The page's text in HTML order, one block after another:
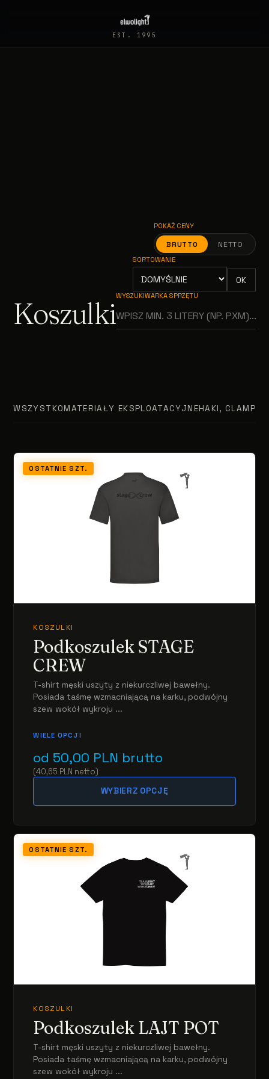
EST. 1995
Koszulki
POKAŻ CENY
BRUTTO NETTO
SORTOWANIE
OK
WYSZUKIWARKA SPRZĘTU
WSZYSTKOMATERIAŁY EKSPLOATACYJNEHAKI, CLAMPY,
OSTATNIE SZT.
KOSZULKI
Podkoszulek STAGE
CREW
T-shirt męski uszyty z niekurczliwej bawełny.
Posiada taśmę wzmacniającą na karku, podwójny
szew wokół wykroju ...
WIELE OPCJI
od 50,00 PLN brutto
(40,65 PLN netto)
WYBIERZ OPCJĘ
OSTATNIE SZT.
KOSZULKI
Podkoszulek LAJT POT
T-shirt męski uszyty z niekurczliwej bawełny.
Posiada taśmę wzmacniającą na karku, podwójny
szew wokół wykroju ...